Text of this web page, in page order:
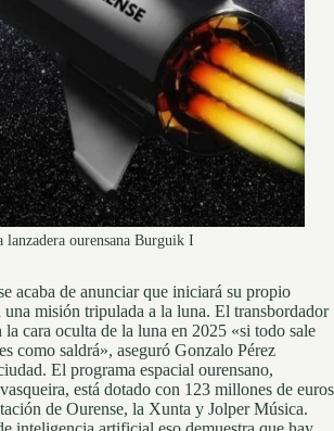
lanzadera ourensana Burguik I
acaba de anunciar que iniciará su propio
una misión tripulada a la luna. El transbordador
cara oculta de la luna en 2025 «si todo sale
como saldrá», aseguró Gonzalo Pérez
El programa espacial ourensano,
está dotado con 123 millones de euros
de Ourense, la Xunta y Jolper Música.